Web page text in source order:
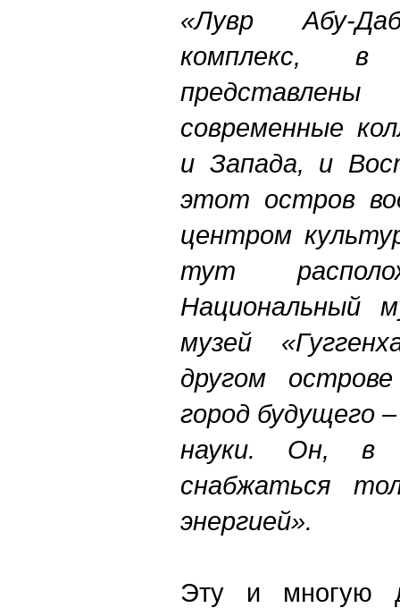
«Лувр Абу-
комплекс,
современные
и Запада, и
этот остров
центром
тут
Национальный
музей
другом
город будущего
науки. Он, в
снабжаться
энергией».
Эту и многую